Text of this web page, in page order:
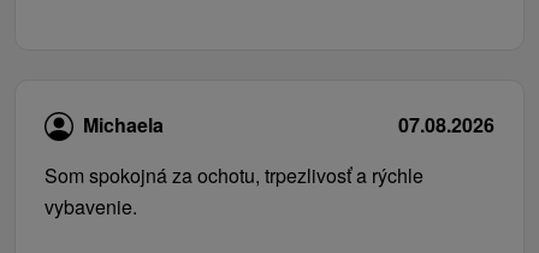
Michaela
07.08.2026
Som spokojná za ochotu, trpezlivosť a rýchle
vybavenie.